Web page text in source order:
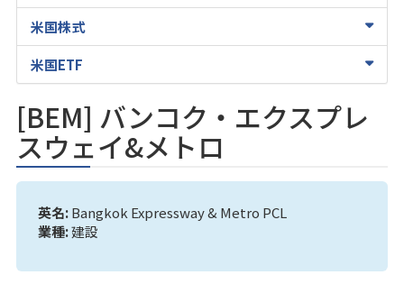
米国株式
米国ETF
[BEM] バンコク・エクスプレ
スウェイ&メトロ
英名:Bangkok Expressway & Metro PCL
業種:建設